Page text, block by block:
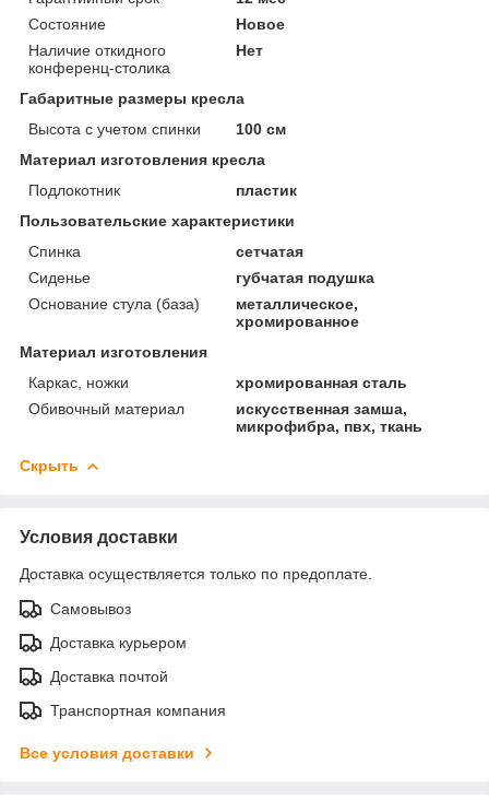
Состояние
Новое
Наличие откидного
конференц-столика
Нет
Габаритные размеры кресла
Высота с учетом спинки
100 см
Материал изготовления кресла
Подлокотник
пластик
Пользовательские характеристики
Спинка
сетчатая
Сиденье
губчатая подушка
Основание стула (база)
металлическое,
хромированное
Материал изготовления
Каркас, ножки
хромированная сталь
Обивочный материал
искусственная замша,
микрофибра, пвх, ткань
Скрыть
Условия доставки
Доставка осуществляется только по предоплате.
Самовывоз
Доставка курьером
Доставка почтой
Транспортная компания
Все условия доставки